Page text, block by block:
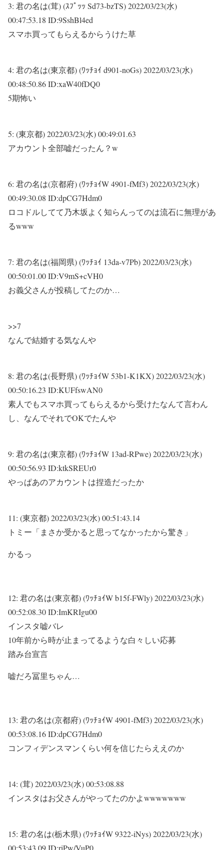
3: 君の名は(茸) (ｽﾌﾟｯｯ Sd73-bzTS)2022/03/23(水)
00:47:53.18 ID:9SshBl4ed
スマホ買ってもらえるからうけた草
4: 君の名は(東京都) (ﾜｯﾁｮｲ d901-noGs)2022/03/23(水)
00:48:50.86 ID:xaW40fDQ0
5期怖い
5: (東京都)2022/03/23(水) 00:49:01.63
アカウント全部嘘だったん？w
6: 君の名は(京都府) (ﾜｯﾁｮｲW 4901-fMf3)2022/03/23(水)
00:49:30.08 ID:dpCG7Hdm0
ロコドルしてて乃木坂よく知らんってのは流石に無理があ
るwww
7: 君の名は(福岡県) (ﾜｯﾁｮｲ 13da-v7Pb)2022/03/23(水)
00:50:01.00 ID:V9mS+cVH0
お義父さんが投稿してたのか…
>>7
なんで結婚する気なんや
8: 君の名は(長野県) (ﾜｯﾁｮｲW 53b1-K1KX)2022/03/23(水)
00:50:16.23 ID:KUFfswAN0
素人でもスマホ買ってもらえるから受けたなんて言わん
し、なんでそれでOKでたんや
9: 君の名は(東京都) (ﾜｯﾁｮｲW 13ad-RPwe)2022/03/23(水)
00:50:56.93 ID:ktkSREUr0
やっぱあのアカウントは捏造だったか
11: (東京都)2022/03/23(水) 00:51:43.14
トミー「まさか受かると思ってなかったから驚き」
かるっ
12: 君の名は(東京都) (ﾜｯﾁｮｲW b15f-FWly)2022/03/23(水)
00:52:08.30 ID:ImKRIgu00
インスタ嘘バレ
10年前から時が止まってるような白々しい応募
踏み台宣言
嘘だろ冨里ちゃん…
13: 君の名は(京都府) (ﾜｯﾁｮｲW 4901-fMf3)2022/03/23(水)
00:53:08.16 ID:dpCG7Hdm0
コンフィデンスマンくらい何を信じたらええのか
14: (茸)2022/03/23(水) 00:53:08.88
インスタはお父さんがやってたのかよwwwwwww
15: 君の名は(栃木県) (ﾜｯﾁｮｲW 9322-iNys)2022/03/23(水)
00:53:43.09 ID:riPw/VuP0